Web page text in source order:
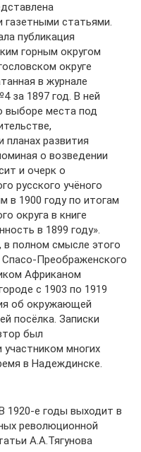
газетными статьями.
публикация
горным округом
округе
в журнале
за 1897 год. В ней
выборе места под
планах развития
о возведении
и очерк о
русского учёного
в 1900 году по итогам
округа в книге
в 1899 году».
в полном смысле этого
Преображенского
Африканом
с 1903 по 1919
об окружающей
посёлка. Записки
был
многих
в Надеждинске.
1920-е годы выходит в
революционной
А.А.Тягунова